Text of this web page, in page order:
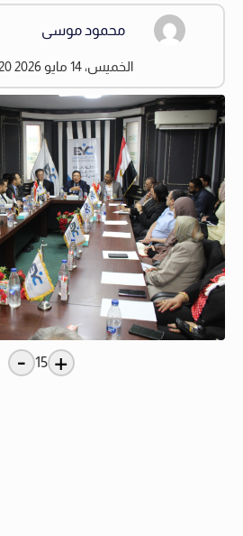
محمود موسى
الخميس، 14 مايو 2026 10:20 مساءً
+
15
-